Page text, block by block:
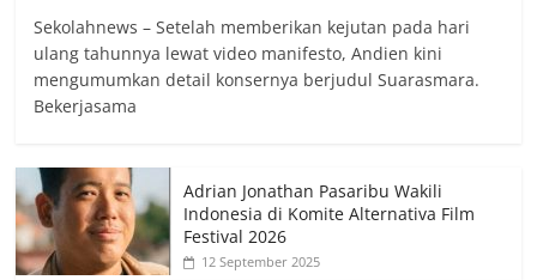
Sekolahnews – Setelah memberikan kejutan pada hari
ulang tahunnya lewat video manifesto, Andien kini
mengumumkan detail konsernya berjudul Suarasmara.
Bekerjasama
Adrian Jonathan Pasaribu Wakili
Indonesia di Komite Alternativa Film
Festival 2026
12 September 2025